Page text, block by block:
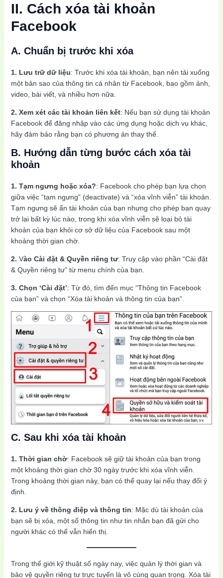
II. Cách xóa tài khoản
Facebook
A. Chuẩn bị trước khi xóa
1. Lưu trữ dữ liệu: Trước khi xóa tài khoản, bạn nên tải xuống
một bản sao của thông tin cá nhân từ Facebook, bao gồm ảnh,
video, bài viết, và nhiều hơn nữa.
2. Xem xét các tài khoản liên kết: Nếu bạn sử dụng tài khoản
Facebook để đăng nhập vào các ứng dụng hoặc dịch vụ khác,
hãy đảm bảo rằng bạn có phương án thay thế.
B. Hướng dẫn từng bước cách xóa tài
khoản
1. Tạm ngưng hoặc xóa?: Facebook cho phép bạn lựa chọn
giữa việc “tạm ngưng” (deactivate) và “xóa vĩnh viễn” tài khoản.
Tạm ngưng sẽ ẩn tài khoản của bạn nhưng cho phép bạn quay
trở lại bất kỳ lúc nào, trong khi xóa vĩnh viễn sẽ loại bỏ tài
khoản của bạn khỏi cơ sở dữ liệu của Facebook sau một
khoảng thời gian chờ.
2. Vào Cài đặt & Quyền riêng tư: Truy cập vào phần “Cài đặt
& Quyền riêng tư” từ menu chính của bạn.
3. Chọn ‘Cài đặt’: Từ đó, tìm đến mục “Thông tin Facebook
của bạn” và chọn “Xóa tài khoản và thông tin của bạn”.
C. Sau khi xóa tài khoản
1. Thời gian chờ: Facebook sẽ giữ tài khoản của bạn trong
một khoảng thời gian chờ 30 ngày trước khi xóa vĩnh viễn.
Trong khoảng thời gian này, bạn có thể quay lại nếu thay đổi ý
định.
2. Lưu ý về thông điệp và thông tin: Mặc dù tài khoản của
bạn sẽ bị xóa, một số thông tin như tin nhắn bạn đã gửi cho
người khác có thể vẫn hiển thị.
Trong thế giới kỹ thuật số ngày nay, việc quản lý thời gian và
bảo vệ quyền riêng tư trực tuyến là vô cùng quan trọng. Xóa tài